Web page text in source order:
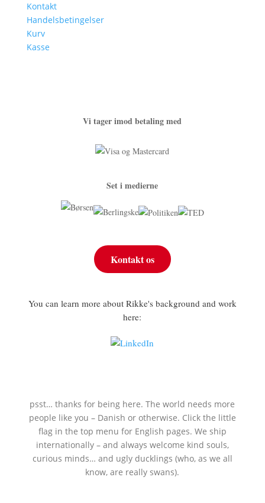
Kontakt
Handelsbetingelser
Kurv
Kasse
Vi tager imod betaling med
Set i medierne
Kontakt os
You can learn more about Rikke's background and work
here:
psst… thanks for being here. The world needs more
people like you – Danish or otherwise. Click the little
flag in the top menu for English pages. We ship
internationally – and always welcome kind souls,
curious minds… and ugly ducklings (who, as we all
know, are really swans).